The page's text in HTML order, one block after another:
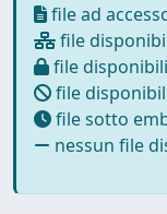
file ad
file
file
file
file sotto
nessun file